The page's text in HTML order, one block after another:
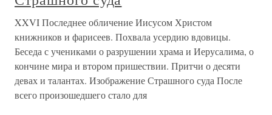
XXVI Последнее обличение Иисусом Христом
книжников и фарисеев. Похвала усердию вдовицы.
Беседа с учениками о разрушении храма и Иерусалима, о
кончине мира и втором пришествии. Притчи о десяти
девах и талантах. Изображение Страшного суда После
всего произошедшего стало для